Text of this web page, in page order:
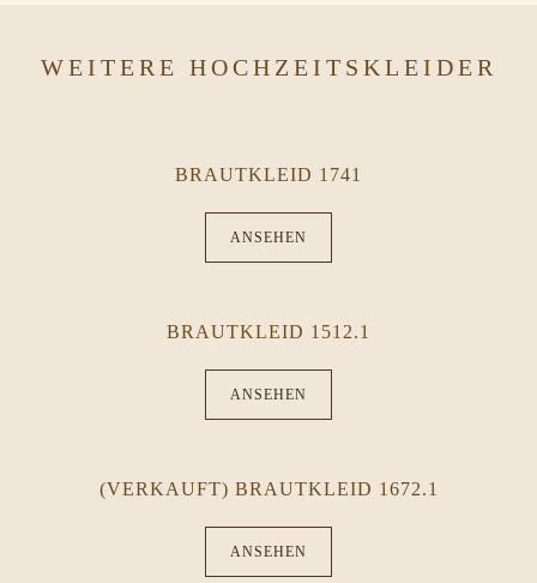
WEITERE HOCHZEITSKLEIDER
BRAUTKLEID 1741
ANSEHEN
BRAUTKLEID 1512.1
ANSEHEN
(VERKAUFT) BRAUTKLEID 1672.1
ANSEHEN